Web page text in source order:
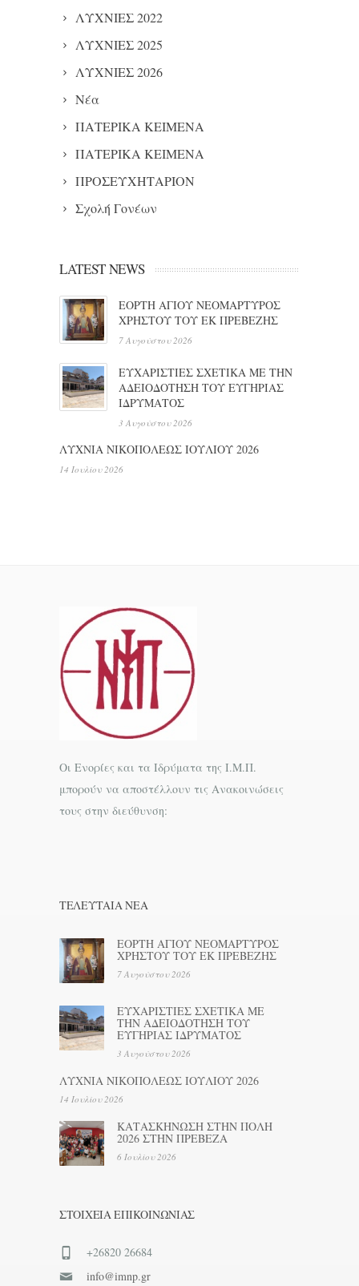
ΛΥΧΝΙΕΣ 2022
ΛΥΧΝΙΕΣ 2025
ΛΥΧΝΙΕΣ 2026
Νέα
ΠΑΤΕΡΙΚΑ ΚΕΙΜΕΝΑ
ΠΑΤΕΡΙΚΑ ΚΕΙΜΕΝΑ
ΠΡΟΣΕΥΧΗΤΑΡΙΟΝ
Σχολή Γονέων
LATEST NEWS
ΕΟΡΤΗ ΑΓΙΟΥ ΝΕΟΜΑΡΤΥΡΟΣ
ΧΡΗΣΤΟΥ ΤΟΥ ΕΚ ΠΡΕΒΕΖΗΣ
7 Αυγούστου 2026
ΕΥΧΑΡΙΣΤΙΕΣ ΣΧΕΤΙΚΑ ΜΕ ΤΗΝ
ΑΔΕΙΟΔΟΤΗΣΗ ΤΟΥ ΕΥΓΗΡΙΑΣ
ΙΔΡΥΜΑΤΟΣ
3 Αυγούστου 2026
ΛΥΧΝΙΑ ΝΙΚΟΠΟΛΕΩΣ ΙΟΥΛΙΟΥ 2026
14 Ιουλίου 2026
Οι Ενορίες και τα Ιδρύματα της Ι.Μ.Π.
μπορούν να αποστέλλουν τις Ανακοινώσεις
τους στην διεύθυνση:
ΤΕΛΕΥΤΑΊΑ ΝΕΑ
ΕΟΡΤΗ ΑΓΙΟΥ ΝΕΟΜΑΡΤΥΡΟΣ
ΧΡΗΣΤΟΥ ΤΟΥ ΕΚ ΠΡΕΒΕΖΗΣ
7 Αυγούστου 2026
ΕΥΧΑΡΙΣΤΙΕΣ ΣΧΕΤΙΚΑ ΜΕ
ΤΗΝ ΑΔΕΙΟΔΟΤΗΣΗ ΤΟΥ
ΕΥΓΗΡΙΑΣ ΙΔΡΥΜΑΤΟΣ
3 Αυγούστου 2026
ΛΥΧΝΙΑ ΝΙΚΟΠΟΛΕΩΣ ΙΟΥΛΙΟΥ 2026
14 Ιουλίου 2026
ΚΑΤΑΣΚΗΝΩΣΗ ΣΤΗΝ ΠΟΛΗ
2026 ΣΤΗΝ ΠΡΕΒΕΖΑ
6 Ιουλίου 2026
ΣΤΟΙΧΕΊΑ ΕΠΙΚΟΙΝΩΝΊΑΣ
+26820 26684
info@imnp.gr